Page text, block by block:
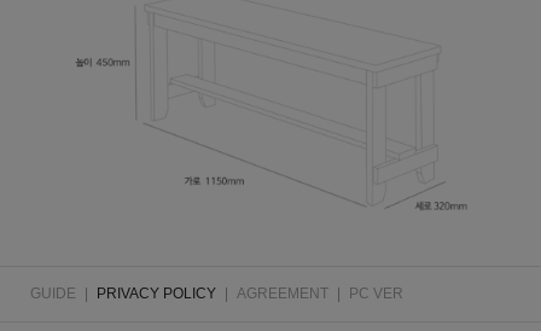
GUIDE | PRIVACY POLICY | AGREEMENT | PC VER